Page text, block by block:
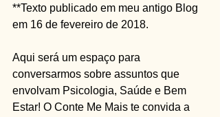
**Texto publicado em meu antigo Blog
em 16 de fevereiro de 2018.
Aqui será um espaço para
conversarmos sobre assuntos que
envolvam Psicologia, Saúde e Bem
Estar! O Conte Me Mais te convida a